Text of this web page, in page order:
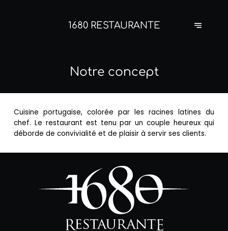
1680 RESTAURANTE
Notre concept
Cuisine portugaise, colorée par les racines latines du
chef. Le restaurant est tenu par un couple heureux qui
déborde de convivialité et de plaisir à servir ses clients.